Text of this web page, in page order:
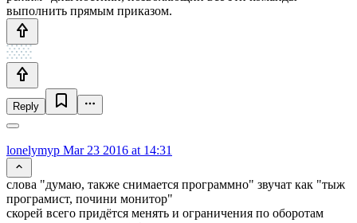
выполнить прямым приказом.
Reply
lonelymyp Mar 23 2016 at 14:31
слова "думаю, также снимается программно" звучат как "тыж
програмист, почини монитор"
скорей всего придётся менять и ограничения по оборотам